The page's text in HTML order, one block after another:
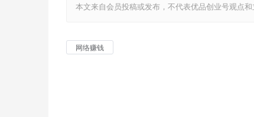
本文来自会员投稿或发布，不代表优品创业号观点
网络赚钱